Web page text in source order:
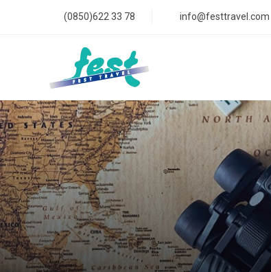
(0850)622 33 78 info@festtravel.com